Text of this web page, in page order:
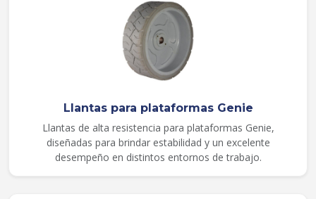
Llantas para plataformas Genie
Llantas de alta resistencia para plataformas Genie,
diseñadas para brindar estabilidad y un excelente
desempeño en distintos entornos de trabajo.